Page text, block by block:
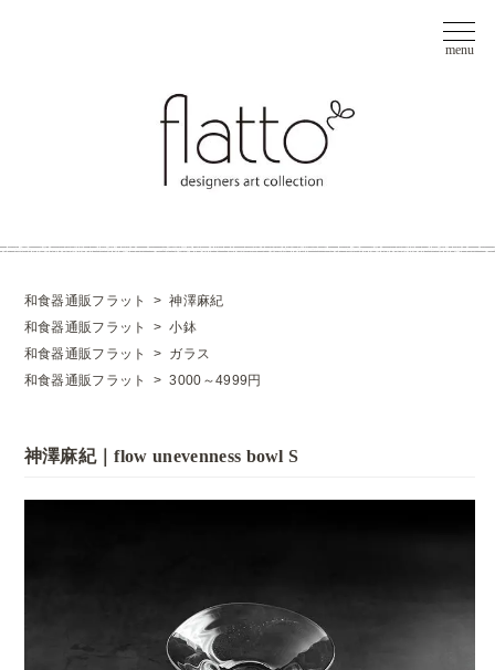
和食器通販フラット >神澤麻紀
和食器通販フラット
>小鉢
和食器通販フラット
> ガラス
和食器通販フラット
>3000～4999円
神澤麻紀｜flow unevenness bowl S